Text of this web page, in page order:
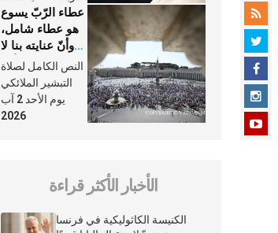
عطاء الرّبّ يسوع
هو عطاء شامل،
وأنّ عنايته بنا لا
تغيب عنّا أبدًا
النص الكامل لصلاة
التبشير الملائكي
يوم الأحد 2 آب
2026
الأخبار الأكثر قراءة
الكنيسة الكاثوليكية في فرنسا